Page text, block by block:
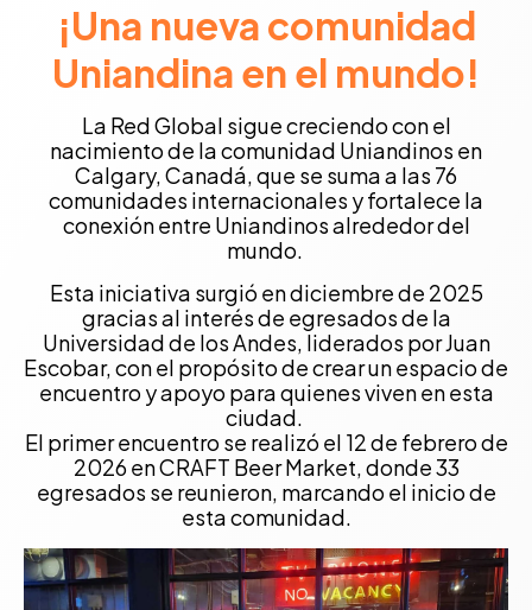
¡Una nueva comunidad
Uniandina en el mundo!
La Red Global sigue creciendo con el
nacimiento de la comunidad Uniandinos en
Calgary, Canadá, que se suma a las 76
comunidades internacionales y fortalece la
conexión entre Uniandinos alrededor del
mundo.
Esta iniciativa surgió en diciembre de 2025
gracias al interés de egresados de la
Universidad de los Andes, liderados por Juan
Escobar, con el propósito de crear un espacio de
encuentro y apoyo para quienes viven en esta
ciudad.
El primer encuentro se realizó el 12 de febrero de
2026 en CRAFT Beer Market, donde 33
egresados se reunieron, marcando el inicio de
esta comunidad.